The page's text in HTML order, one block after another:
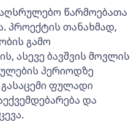
წარმოებათა
პროექტის თანახმად,
გამო
ასევე ბავშვის მოვლის
პერიოდზე
ფულადი
და